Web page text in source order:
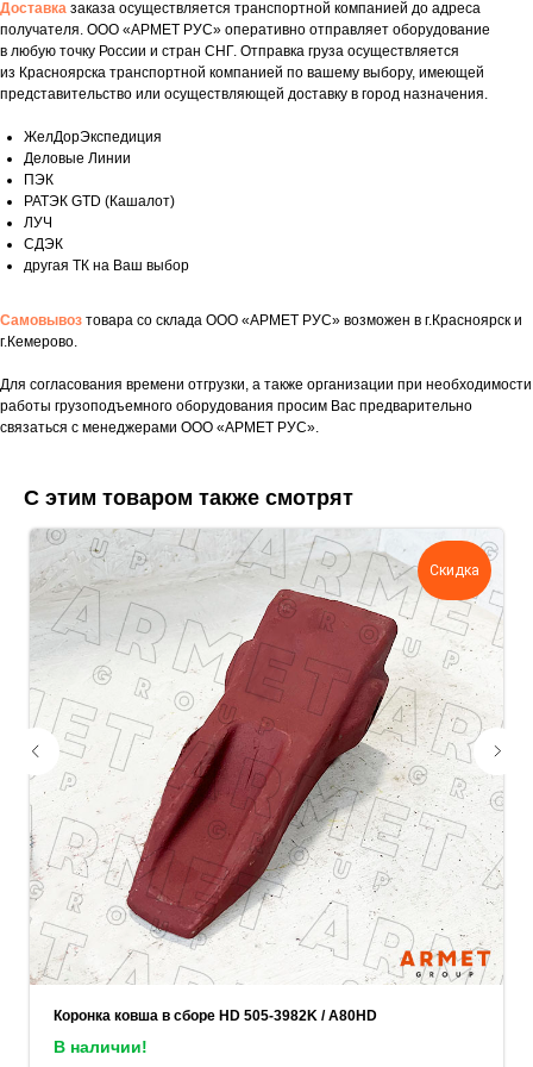
Доставка заказа осуществляется транспортной компанией до адреса
получателя. ООО «АРМЕТ РУС» оперативно отправляет оборудование
в любую точку России и стран СНГ. Отправка груза осуществляется
из Красноярска транспортной компанией по вашему выбору, имеющей
представительство или осуществляющей доставку в город назначения.
ЖелДорЭкспедиция
Деловые Линии
ПЭК
РАТЭК GTD (Кашалот)
ЛУЧ
СДЭК
другая ТК на Ваш выбор
Самовывоз товара со склада ООО «АРМЕТ РУС» возможен в г.Красноярск и
г.Кемерово.
Для согласования времени отгрузки, а также организации при необходимости
работы грузоподъемного оборудования просим Вас предварительно
связаться с менеджерами ООО «АРМЕТ РУС».
С этим товаром также смотрят
Скидка
Коронка ковша в сборе HD 505-3982K / A80HD
В наличии!
Укажите номер телефона и ваше имя.
Мы свяжемся с вами сегодня в рабочее
Если у вас есть документация, которая
задачу — прикрепите её в поле ниже.
Ваш телефон
Ваше имя
Прикрепите документацию (при наличии)
Add files